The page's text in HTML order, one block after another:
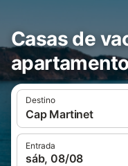
Casas de
Destino
Cap Martinet
Entrada
sáb, 08/08